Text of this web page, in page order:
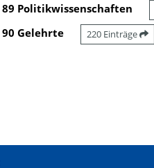
89 Politikwissenschaften
90 Gelehrte 220 Einträge